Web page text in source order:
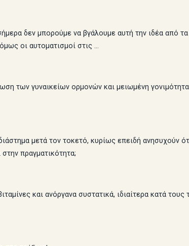
δεν μπορούμε να βγάλουμε αυτή την ιδέα από
οι αυτοματισμοί στις …
των γυναικείων ορμονών και μειωμένη
μετά τον τοκετό, κυρίως επειδή ανησυχούν
πραγματικότητα;
και ανόργανα συστατικά, ιδιαίτερα κατά τους